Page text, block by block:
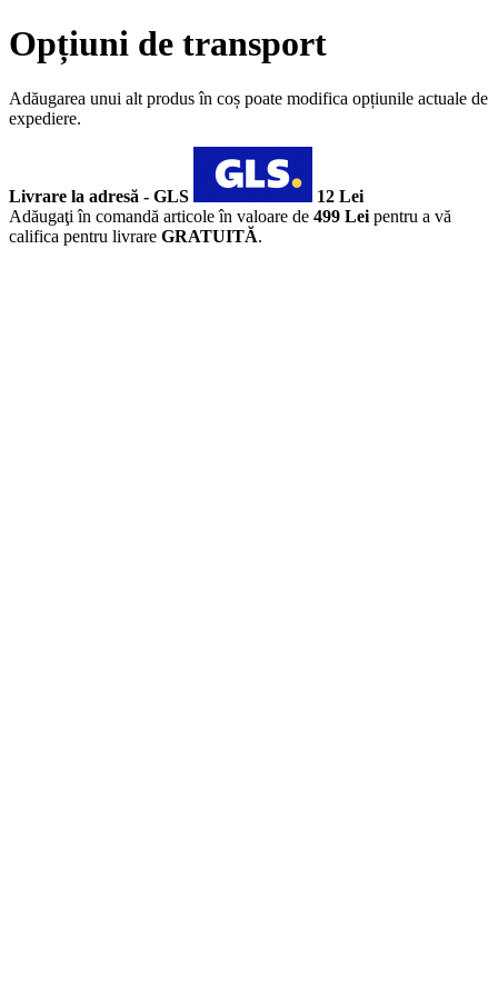
Opțiuni de transport
Adăugarea unui alt produs în coș poate modifica opțiunile actuale de
expediere.
Livrare la adresă - GLS
12 Lei
Adăugaţi în comandă articole în valoare de 499 Lei pentru a vă
califica pentru livrare GRATUITĂ.